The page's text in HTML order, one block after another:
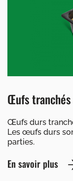
Œufs tranchés
Œufs durs
Les œufs durs
parties.
En savoir plus